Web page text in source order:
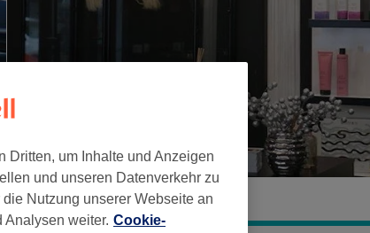
Dritten, um Inhalte und Anzeigen
und unseren Datenverkehr zu
Nutzung unserer Webseite an
Analysen weiter. Cookie-